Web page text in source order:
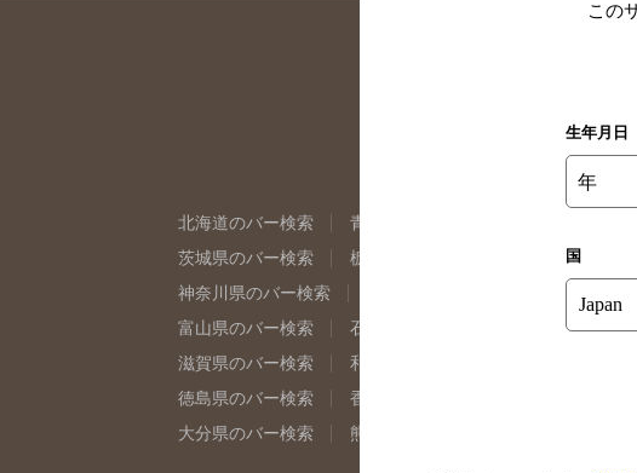
北海道のバー検索 青森県のバー検索
茨城県のバー検索
栃木県のバー検索 群馬県のバー検
神奈川県のバー検索
埼玉県のバ
富山県のバー検索
石川県のバー検索 福井県のバー
滋賀県のバー検索
和歌山県のバー検索
徳島県のバー検索
香川県のバー検索
大分県のバー検索
熊本県のバー検索
この
生年月日
年
国